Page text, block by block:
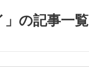
」の記事一覧